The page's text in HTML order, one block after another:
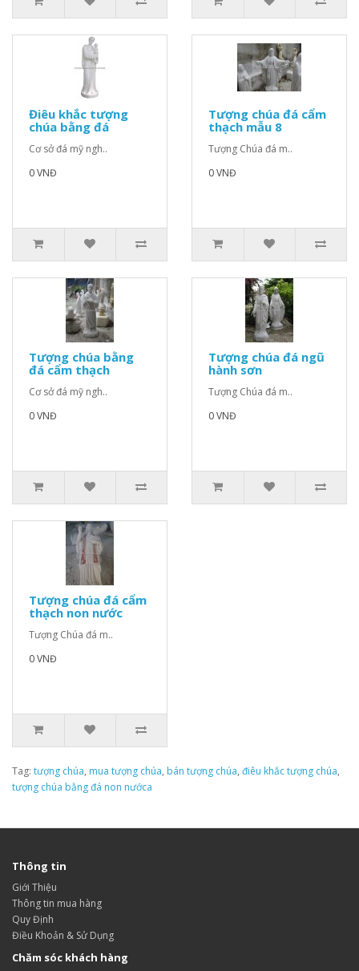
Điêu khắc tượng
chúa bằng đá
Cơ sở đá mỹ ngh..
0 VNĐ
Tượng chúa đá cẩm
thạch mẫu 8
Tượng Chúa đá m..
0 VNĐ
Tượng chúa bằng
đá cẩm thạch
Cơ sở đá mỹ ngh..
0 VNĐ
Tượng chúa đá ngũ
hành sơn
Tượng Chúa đá m..
0 VNĐ
Tượng chúa đá cẩm
thạch non nước
Tượng Chúa đá m..
0 VNĐ
Tag: tượng chúa, mua tượng chúa, bán tượng chúa, điêu khắc tượng chúa,
tượng chúa bằng đá non nướca
Thông tin
Giới Thiệu
Thông tin mua hàng
Quy Định
Điều Khoản & Sử Dụng
Chăm sóc khách hàng